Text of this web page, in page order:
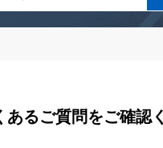
あるご質問をご確認